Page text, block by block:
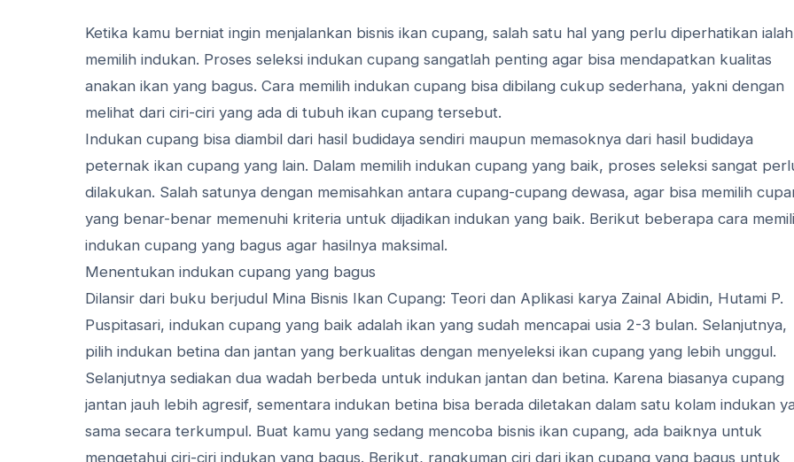
Ketika kamu berniat ingin menjalankan bisnis ikan cupang, salah satu hal yang perlu diperhatikan ialah
memilih indukan. Proses seleksi indukan cupang sangatlah penting agar bisa mendapatkan kualitas
anakan ikan yang bagus. Cara memilih indukan cupang bisa dibilang cukup sederhana, yakni dengan
melihat dari ciri-ciri yang ada di tubuh ikan cupang tersebut.
Indukan cupang bisa diambil dari hasil budidaya sendiri maupun memasoknya dari hasil budidaya
peternak ikan cupang yang lain. Dalam memilih indukan cupang yang baik, proses seleksi sangat
dilakukan. Salah satunya dengan memisahkan antara cupang-cupang dewasa, agar bisa memilih
yang benar-benar memenuhi kriteria untuk dijadikan indukan yang baik. Berikut beberapa cara
indukan cupang yang bagus agar hasilnya maksimal.
Menentukan indukan cupang yang bagus
Dilansir dari buku berjudul Mina Bisnis Ikan Cupang: Teori dan Aplikasi karya Zainal Abidin, Hutami P.
Puspitasari, indukan cupang yang baik adalah ikan yang sudah mencapai usia 2-3 bulan. Selanjutnya,
pilih indukan betina dan jantan yang berkualitas dengan menyeleksi ikan cupang yang lebih unggul.
Selanjutnya sediakan dua wadah berbeda untuk indukan jantan dan betina. Karena biasanya cupang
jantan jauh lebih agresif, sementara indukan betina bisa berada diletakan dalam satu kolam indukan
sama secara terkumpul. Buat kamu yang sedang mencoba bisnis ikan cupang, ada baiknya untuk
mengetahui ciri-ciri indukan yang bagus. Berikut, rangkuman ciri dari ikan cupang yang bagus untuk